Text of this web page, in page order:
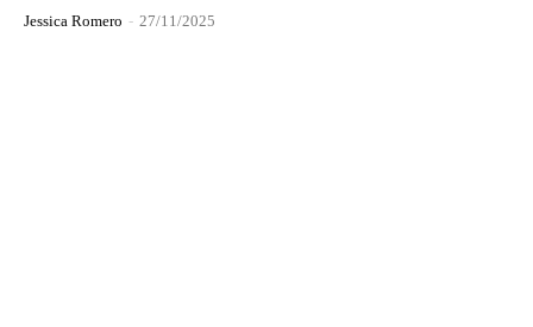
Jessica Romero - 27/11/2025